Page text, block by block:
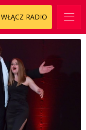
WŁĄCZ RADIO